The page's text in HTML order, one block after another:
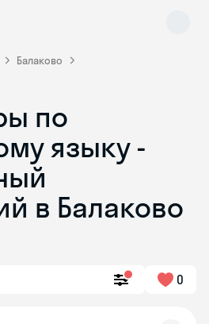
Балаково
по
языку -
в Балаково
0